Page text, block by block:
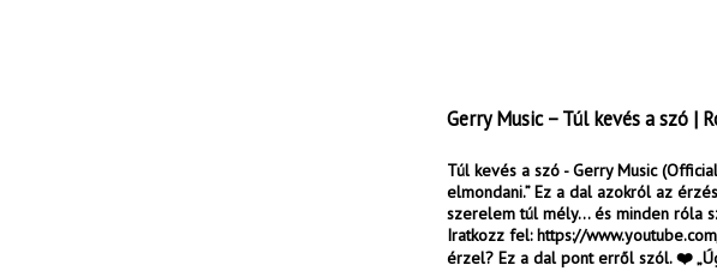
Gerry Music – Túl kevés a szó |
Túl kevés a szó - Gerry Music
elmondani.” Ez a dal azokról az
szerelem túl mély… és minden róla
Iratkozz fel: https://
érzel? Ez a dal pont erről szól. ❤️